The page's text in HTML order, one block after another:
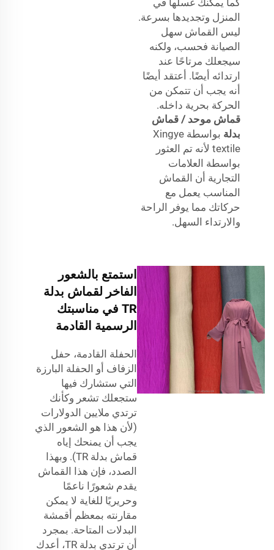
المنزل وتجديدها بسرعة.
ليس القماش سهل
الصيانة فحسب، ولكنه
سيجعلك مرتاحًا عند
ارتدائه أيضًا. أعتقد أيضًا
أنه يجب أن تتمكن من
الحركة بحرية داخله.
قماش موحد / قماش
بدلة
بواسطة Xingye
textile لأنه تم العثور
بواسطة العلامات
التجارية أن القماش
المناسب يعمل مع
حركاتك مما يوفر الراحة
والارتداء السهل.
استمتع بالشعور
الفاخر لقماش بدلة
TR في مناسبتك
الرسمية القادمة
الحفلة القادمة، حفل
الزفاف أو الحفلة البارزة
التي ستشارك فيها
ستجعلك تشعر وكأنك
ترتدي ملايين الدولارات
(لأن هذا هو الشعور الذي
يجب أن يمنحك إياه
قماش بدلة TR). وبهذا
الصدد، فإن هذا القماش
يقدم شعورًا ناعمًا
وحريريًا للغاية لا يمكن
مقارنته بمعظم أقمشة
البدلات المتاحة. بمجرد
أن ترتدي بدلة TR، أعدك